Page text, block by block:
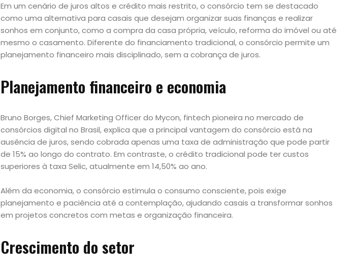
Em um cenário de juros altos e crédito mais restrito, o consórcio tem se destacado
como uma alternativa para casais que desejam organizar suas finanças e realizar
sonhos em conjunto, como a compra da casa própria, veículo, reforma do imóvel ou até
mesmo o casamento. Diferente do financiamento tradicional, o consórcio permite um
planejamento financeiro mais disciplinado, sem a cobrança de juros.
Planejamento financeiro e economia
Bruno Borges, Chief Marketing Officer do Mycon, fintech pioneira no mercado de
consórcios digital no Brasil, explica que a principal vantagem do consórcio está na
ausência de juros, sendo cobrada apenas uma taxa de administração que pode partir
de 15% ao longo do contrato. Em contraste, o crédito tradicional pode ter custos
superiores à taxa Selic, atualmente em 14,50% ao ano.
Além da economia, o consórcio estimula o consumo consciente, pois exige
planejamento e paciência até a contemplação, ajudando casais a transformar sonhos
em projetos concretos com metas e organização financeira.
Crescimento do setor